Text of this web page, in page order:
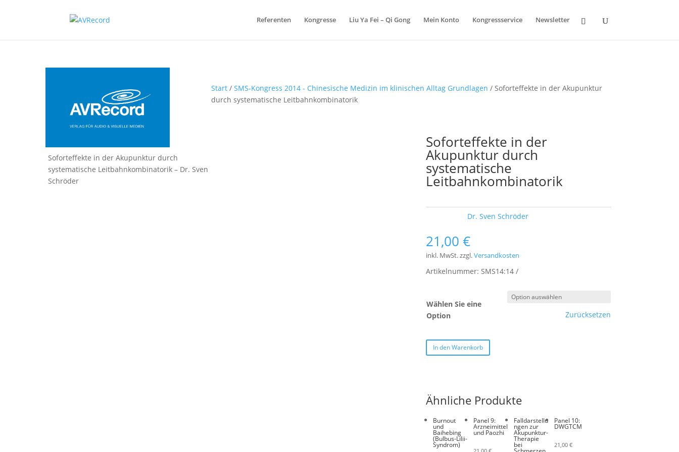
Referenten Kongresse Liu Ya Fei – Qi Gong Mein Konto Kongressservice Newsletter
Soforteffekte in der Akupunktur durch
systematische Leitbahnkombinatorik – Dr. Sven
Schröder
Start/ SMS-Kongress 2014 - Chinesische Medizin im klinischen Alltag Grundlagen / Soforteffekte in der Akupunktur
durch systematische Leitbahnkombinatorik
Soforteffekte in der
Akupunktur durch
systematische
Leitbahnkombinatorik
Dr. Sven Schröder
21,00€
inkl. MwSt.zzgl.Versandkosten
Artikelnummer:SMS14:14
Wählen Sie eine
Option
Zurücksetzen
In den Warenkorb
Ähnliche Produkte
Burnout
und
Baihebing
(Bulbus-Lilii-
Syndrom)
Panel 9:
Arzneimittel
und Paozhi
Falldarstellu
ngen zur
Akupunktur-
Therapie
bei
Panel 10:
DWGTCM
21,00€